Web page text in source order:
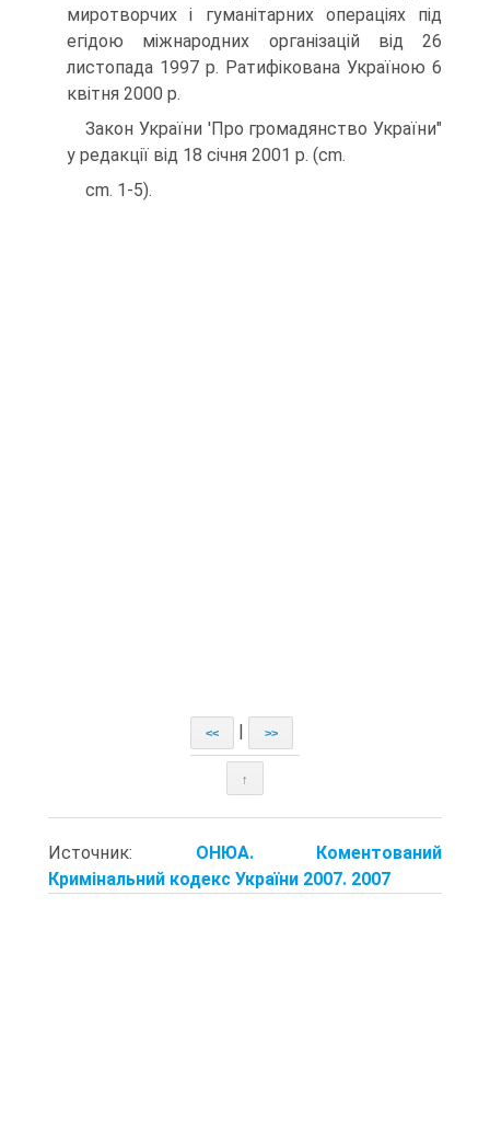
миротворчих і гуманітарних операціях під
егідою міжнародних організацій від 26
листопада 1997 p. Ратифікована Україною 6
квітня 2000 p.
Закон України 'Про громадянство України"
у редакції від 18 січня 2001 p. (cm.
cm. 1-5).
<< >>
↑
Источник: ОНЮА. Коментований
Кримінальний кодекс України 2007. 2007